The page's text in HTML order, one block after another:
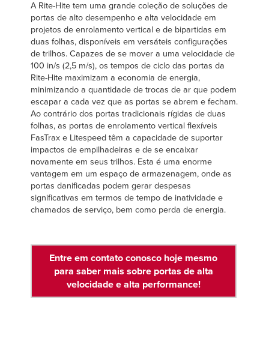
中文
MIDDLE EAST/AFRICA
English
A Rite-Hite tem uma grande coleção de soluções de
portas de alto desempenho e alta velocidade em
projetos de enrolamento vertical e de bipartidas em
duas folhas, disponíveis em versáteis configurações
de trilhos. Capazes de se mover a uma velocidade de
100 in/s (2,5 m/s), os tempos de ciclo das portas da
Rite-Hite maximizam a economia de energia,
minimizando a quantidade de trocas de ar que podem
escapar a cada vez que as portas se abrem e fecham.
Ao contrário dos portas tradicionais rígidas de duas
folhas, as portas de enrolamento vertical flexíveis
FasTrax e Litespeed têm a capacidade de suportar
impactos de empilhadeiras e de se encaixar
novamente em seus trilhos. Esta é uma enorme
vantagem em um espaço de armazenagem, onde as
portas danificadas podem gerar despesas
significativas em termos de tempo de inatividade e
chamados de serviço, bem como perda de energia.
Entre em contato conosco hoje mesmo
para saber mais sobre portas de alta
velocidade e alta performance!